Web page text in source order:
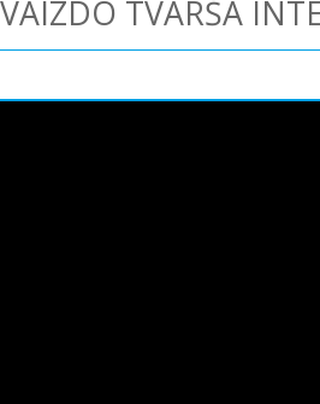
TVARŠA